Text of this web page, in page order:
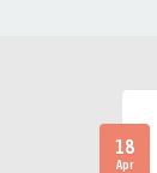
18
Apr